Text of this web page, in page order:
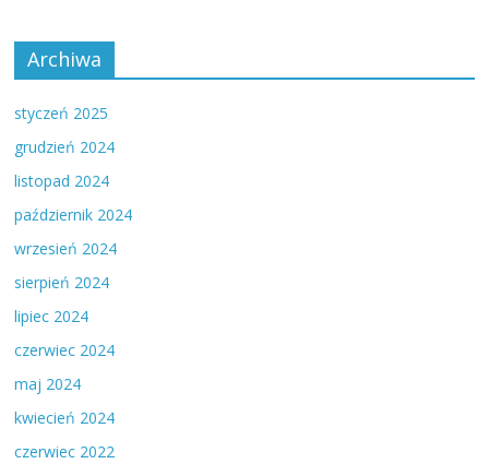
Archiwa
styczeń 2025
grudzień 2024
listopad 2024
październik 2024
wrzesień 2024
sierpień 2024
lipiec 2024
czerwiec 2024
maj 2024
kwiecień 2024
czerwiec 2022